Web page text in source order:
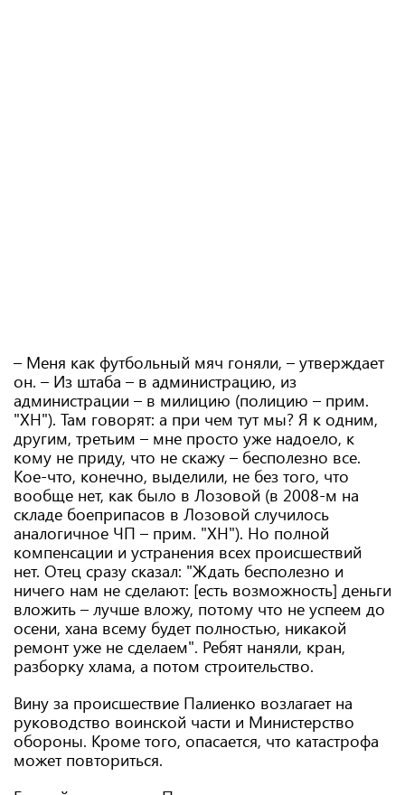
– Меня как футбольный мяч гоняли, – утверждает
он. – Из штаба – в администрацию, из
администрации – в милицию (полицию – прим.
"ХН"). Там говорят: а при чем тут мы? Я к одним,
другим, третьим – мне просто уже надоело, к
кому не приду, что не скажу – бесполезно все.
Кое-что, конечно, выделили, не без того, что
вообще нет, как было в Лозовой (в 2008-м на
складе боеприпасов в Лозовой случилось
аналогичное ЧП – прим. "ХН"). Но полной
компенсации и устранения всех происшествий
нет. Отец сразу сказал: "Ждать бесполезно и
ничего нам не сделают: [есть возможность] деньги
вложить – лучше вложу, потому что не успеем до
осени, хана всему будет полностью, никакой
ремонт уже не сделаем". Ребят наняли, кран,
разборку хлама, а потом строительство.
Вину за происшествие Палиенко возлагает на
руководство воинской части и Министерство
обороны. Кроме того, опасается, что катастрофа
может повториться.